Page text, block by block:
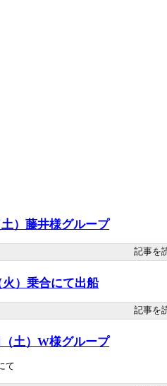
）藤井様グループ
記事を
火）乗合にて出船
記事を
（土）W様グループ
て